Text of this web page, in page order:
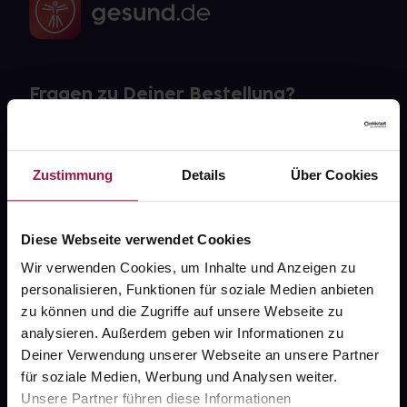
Zustimmung Details Über Cookies
Diese Webseite verwendet Cookies
Wir verwenden Cookies, um Inhalte und Anzeigen zu
personalisieren, Funktionen für soziale Medien anbieten
zu können und die Zugriffe auf unsere Webseite zu
analysieren. Außerdem geben wir Informationen zu
Deiner Verwendung unserer Webseite an unsere Partner
für soziale Medien, Werbung und Analysen weiter.
Unsere Partner führen diese Informationen
Fragen zu Deiner Bestellung?
FAQ
Widerrufsformular
gesund.de
Über uns
Karriere